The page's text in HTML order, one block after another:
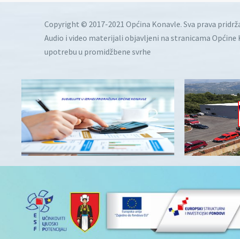
Copyright © 2017-2021 Općina Konavle. Sva prava
Audio i video materijali objavljeni na stranicama Općine
upotrebu u promidžbene svrhe